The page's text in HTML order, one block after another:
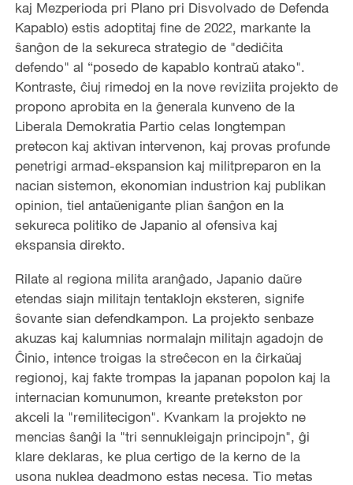
kaj Mezperioda pri Plano pri Disvolvado de Defenda
Kapablo) estis adoptitaj fine de 2022, markante la
ŝanĝon de la sekureca strategio de "dediĉita
defendo" al “posedo de kapablo kontraŭ atako".
Kontraste, ĉiuj rimedoj en la nove reviziita projekto de
propono aprobita en la ĝenerala kunveno de la
Liberala Demokratia Partio celas longtempan
pretecon kaj aktivan intervenon, kaj provas profunde
penetrigi armad-ekspansion kaj militpreparon en la
nacian sistemon, ekonomian industrion kaj publikan
opinion, tiel antaŭenigante plian ŝanĝon en la
sekureca politiko de Japanio al ofensiva kaj
ekspansia direkto.
Rilate al regiona milita aranĝado, Japanio daŭre
etendas siajn militajn tentaklojn eksteren, signife
ŝovante sian defendkampon. La projekto senbaze
akuzas kaj kalumnias normalajn militajn agadojn de
Ĉinio, intence troigas la streĉecon en la ĉirkaŭaj
regionoj, kaj fakte trompas la japanan popolon kaj la
internacian komunumon, kreante pretekston por
akceli la "remilitecigon". Kvankam la projekto ne
mencias ŝanĝi la "tri sennukleigajn principojn", ĝi
klare deklaras, ke plua certigo de la kerno de la
usona nuklea deadmono estas necesa. Tio metas